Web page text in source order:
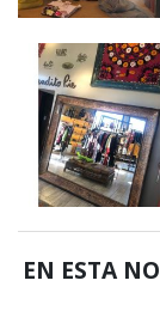
EN ESTA